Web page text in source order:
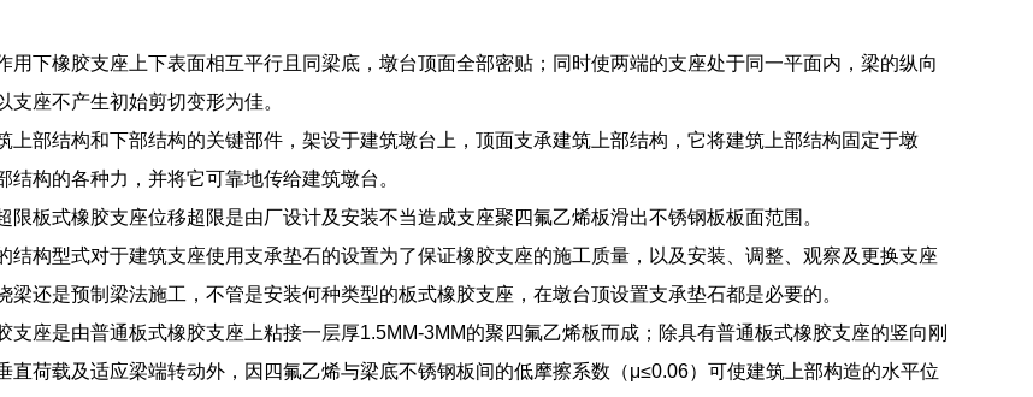
用下橡胶支座上下表面相互平行且同梁底，墩台顶面全部密贴；同时使两端的支座处于同一平面内，梁的纵向
支座不产生初始剪切变形为佳。
上部结构和下部结构的关键部件，架设于建筑墩台上，顶面支承建筑上部结构，它将建筑上部结构固定于墩
结构的各种力，并将它可靠地传给建筑墩台。
限板式橡胶支座位移超限是由厂设计及安装不当造成支座聚四氟乙烯板滑出不锈钢板板面范围。
结构型式对于建筑支座使用支承垫石的设置为了保证橡胶支座的施工质量，以及安装、调整、观察及更换支座
梁还是预制梁法施工，不管是安装何种类型的板式橡胶支座，在墩台顶设置支承垫石都是必要的。
支座是由普通板式橡胶支座上粘接一层厚1.5MM-3MM的聚四氟乙烯板而成；除具有普通板式橡胶支座的竖向刚
直荷载及适应梁端转动外，因四氟乙烯与梁底不锈钢板间的低摩擦系数（μ≤0.06）可使建筑上部构造的水平位